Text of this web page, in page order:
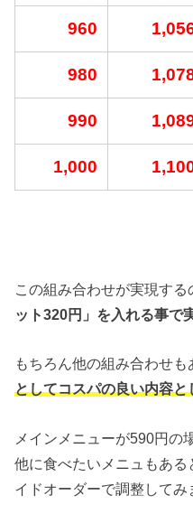
960
980
990
1,000
この組み合わせが実現する
ット320円」を入れる事で
もちろん他の組み合わせ
としてコスパの良い内容
メインメニューが590円の
他に食べたいメニュもあ
イドオーダーで調整してみ